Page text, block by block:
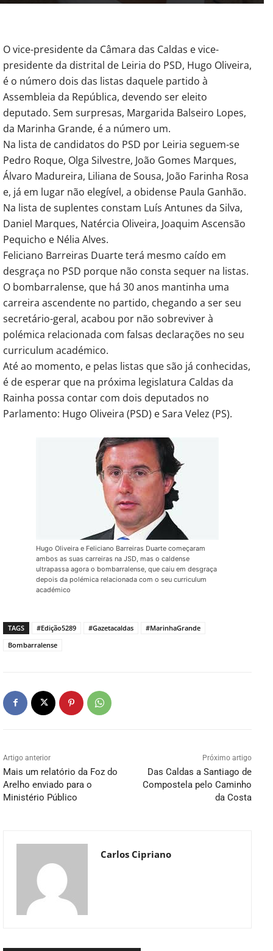
O vice-presidente da Câmara das Caldas e vice-
presidente da distrital de Leiria do PSD, Hugo Oliveira,
é o número dois das listas daquele partido à
Assembleia da República, devendo ser eleito
deputado. Sem surpresas, Margarida Balseiro Lopes,
da Marinha Grande, é a número um.
Na lista de candidatos do PSD por Leiria seguem-se
Pedro Roque, Olga Silvestre, João Gomes Marques,
Álvaro Madureira, Liliana de Sousa, João Farinha Rosa
e, já em lugar não elegível, a obidense Paula Ganhão.
Na lista de suplentes constam Luís Antunes da Silva,
Daniel Marques, Natércia Oliveira, Joaquim Ascensão
Pequicho e Nélia Alves.
Feliciano Barreiras Duarte terá mesmo caído em
desgraça no PSD porque não consta sequer na listas.
O bombarralense, que há 30 anos mantinha uma
carreira ascendente no partido, chegando a ser seu
secretário-geral, acabou por não sobreviver à
polémica relacionada com falsas declarações no seu
curriculum académico.
Até ao momento, e pelas listas que são já conhecidas,
é de esperar que na próxima legislatura Caldas da
Rainha possa contar com dois deputados no
Parlamento: Hugo Oliveira (PSD) e Sara Velez (PS).
Hugo Oliveira e Feliciano Barreiras Duarte começaram
ambos as suas carreiras na JSD, mas o caldense
ultrapassa agora o bombarralense, que caiu em desgraça
depois da polémica relacionada com o seu curriculum
académico
TAGS #Edição5289 #Gazetacaldas
#MarinhaGrande
Bombarralense
Artigo anterior
Mais um relatório da Foz do
Arelho enviado para o
Ministério Público
Próximo artigo
Das Caldas a Santiago de
Compostela pelo Caminho
da Costa
Carlos Cipriano